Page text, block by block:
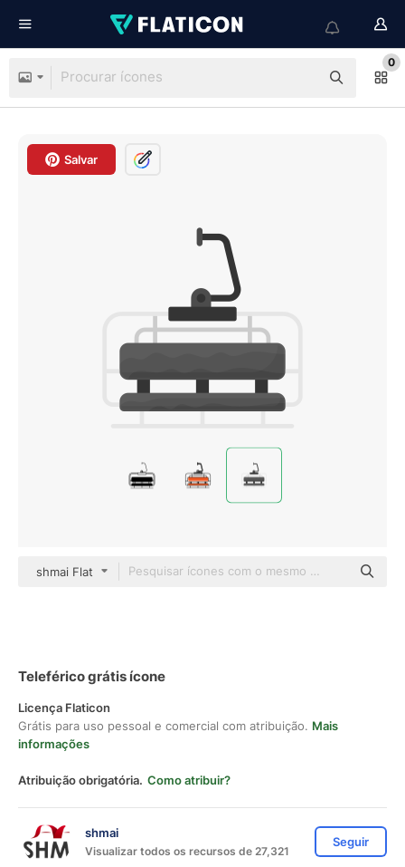
0
Salvar
shmai Flat
Teleférico grátis ícone
Licença Flaticon
Grátis para uso pessoal e comercial com atribuição. Mais
informações
Atribuição obrigatória. Como atribuir?
shmai
Visualizar todos os recursos de 27,321
Seguir